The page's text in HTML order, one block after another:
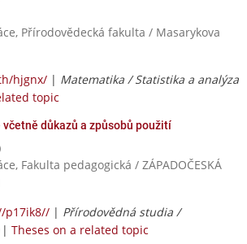
Přírodovědecká fakulta / Masarykova
hjgnx/ | Matematika / Statistika a analýza
topic
důkazů a způsobů použití
Fakulta pedagogická / ZÁPADOČESKÁ
p17ik8// | Přírodovědná studia /
| Theses on a related topic